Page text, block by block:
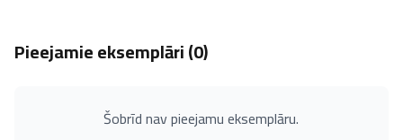
Pieejamie eksemplāri (0)
Šobrīd nav pieejamu eksemplāru.